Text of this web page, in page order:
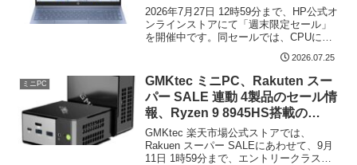
5の週末限定セール
2026年7月27日 12時59分まで、HP公式オ
ンラインストアにて「週末限定セール」
を開催中です。同セールでは、CPUに
Core Ultra 7 255U、LPDDDR5x オンボー
ドメモリ 32GB、PCIe 4.0 SSD 1TBを
搭...
2026.07.25
ミニPC
GMKtec ミニPC、Rakuten スー
パー SALE 連動 4製品のセール情
報、Ryzen 9 8945HS搭載の
「K11」が特に割安
GMKtec 楽天市場公式ストアでは、
Rakuen スーパー SALEにあわせて、9月
11日 1時59分まで、エントリークラスか